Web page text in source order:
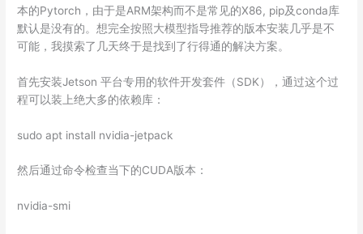
本的Pytorch，由于是ARM架构而不是常见的X86, pip及conda库
默认是没有的。想完全按照大模型指导推荐的版本安装几乎是不
可能，我摸索了几天终于是找到了行得通的解决方案。
首先安装Jetson 平台专用的软件开发套件（SDK），通过这个过
程可以装上绝大多的依赖库：
sudo apt install nvidia-jetpack
然后通过命令检查当下的CUDA版本：
nvidia-smi